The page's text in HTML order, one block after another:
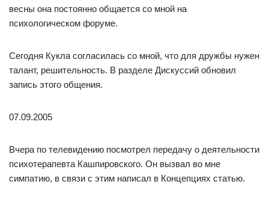
весны она постоянно общается со мной на
психологическом форуме.
Сегодня Кукла согласилась со мной, что для дружбы нужен
талант, решительность. В разделе Дискуссий обновил
запись этого общения.
07.09.2005
Вчера по телевидению посмотрел передачу о деятельности
психотерапевта Кашпировского. Он вызвал во мне
симпатию, в связи с этим написал в Концепциях статью.